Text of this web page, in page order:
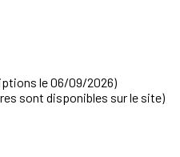
le 06/09/2026)
sont disponibles sur le site)